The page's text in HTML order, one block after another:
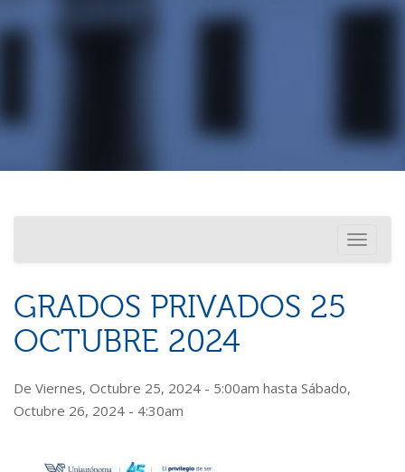
Posgrados
Toggle
GRADOS PRIVADOS 25
OCTUBRE 2024
De Viernes, Octubre 25, 2024 - 5:00am hasta Sábado,
Octubre 26, 2024 - 4:30am